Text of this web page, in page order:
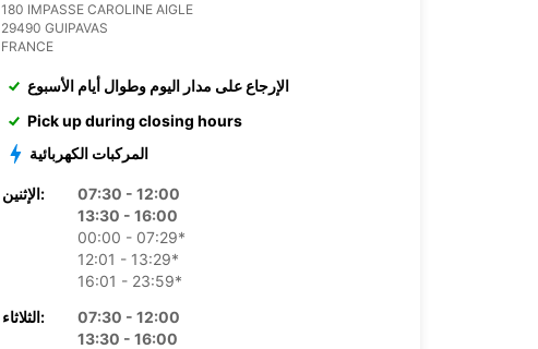
180 IMPASSE CAROLINE AIGLE
29490 GUIPAVAS
FRANCE
الإرجاع على مدار اليوم وطوال أيام الأسبوع
Pick up during closing hours
المركبات الكهربائية
الإثنين:
07:30 - 12:00
13:30 - 16:00
00:00 - 07:29*
12:01 - 13:29*
16:01 - 23:59*
الثلاثاء:
07:30 - 12:00
13:30 - 16:00